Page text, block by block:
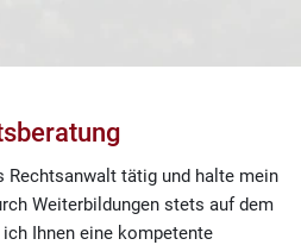
Rechtsanwalt tätig und halte mein
Weiterbildungen stets auf dem
Ihnen eine kompetente